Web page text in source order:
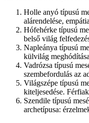
Holle anyó típusú
alárendelése,
Hófehérke típusú
belső világ
Napleánya típusú
külvilág
Vadrózsa típusú
szembefordulás az
Világszépe típusú
kiteljesedése.
Szendile típusú
archetípusa: